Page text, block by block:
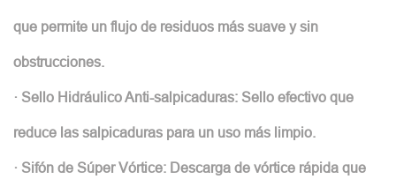
que permite un flujo de residuos más suave y sin
obstrucciones.
· Sello Hidráulico Anti-salpicaduras: Sello efectivo que
reduce las salpicaduras para un uso más limpio.
· Sifón de Súper Vórtice: Descarga de vórtice rápida que